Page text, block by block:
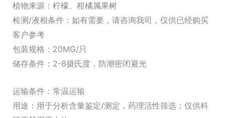
植物来源：柠檬、柑橘属果树
检测/液相条件：如有需要，请咨询我司，仅供已经购买
客户参考
包装规格：20MG/只
储存条件：2-8摄氏度，防潮密闭避光
运输条件：常温运输
用途：用于分析含量鉴定/测定，药理活性筛选；仅供科